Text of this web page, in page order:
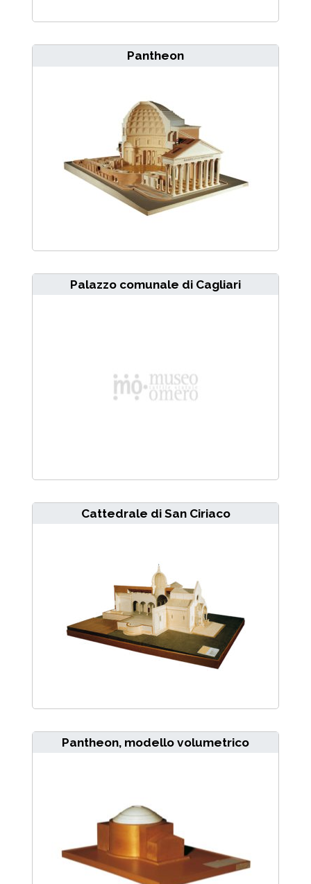
Pantheon
Palazzo comunale di Cagliari
Cattedrale di San Ciriaco
Pantheon, modello volumetrico